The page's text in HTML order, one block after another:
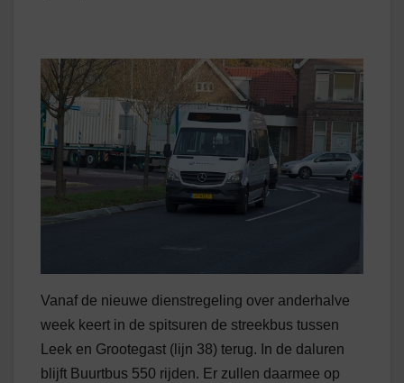
Vanaf de nieuwe dienstregeling over anderhalve
week keert in de spitsuren de streekbus tussen
Leek en Grootegast (lijn 38) terug. In de daluren
blijft Buurtbus 550 rijden. Er zullen daarmee op